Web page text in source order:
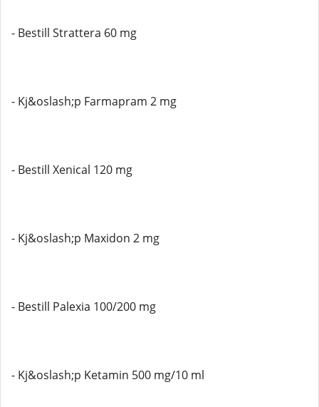
- Bestill Strattera 60 mg
- Kj&oslash;p Farmapram 2 mg
- Bestill Xenical 120 mg
- Kj&oslash;p Maxidon 2 mg
- Bestill Palexia 100/200 mg
- Kj&oslash;p Ketamin 500 mg/10 ml